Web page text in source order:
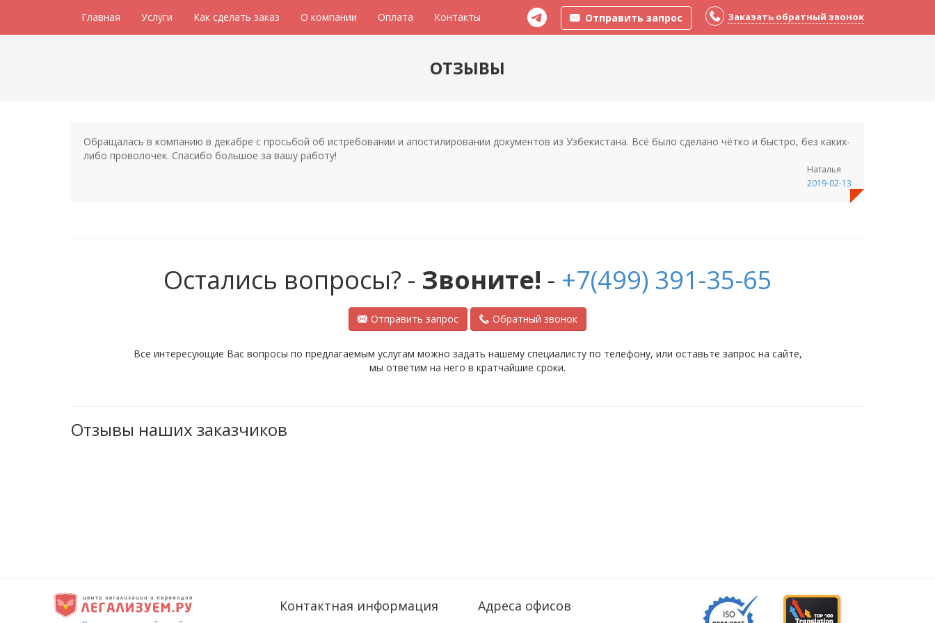
Отправить запрос Заказать обратный звонок
Главная Услуги Как сделать заказ О компании Оплата Контакты
ОТЗЫВЫ
Обращалась в компанию в декабре с просьбой об истребовании и апостилировании документов из Узбекистана. Всё было сделано чётко и быстро, без каких-
либо проволочек. Спасибо большое за вашу работу!
Наталья
2019-02-13
Остались вопросы? - Звоните! - +7(499) 391-35-65
Отправить запрос Обратный звонок
Все интересующие Вас вопросы по предлагаемым услугам можно задать нашему специалисту по телефону, или оставьте запрос на сайте,
мы ответим на него в кратчайшие сроки.
Отзывы наших заказчиков
Контактная информация Адреса офисов